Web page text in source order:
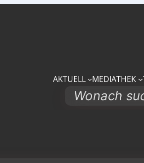
AKTUELL MEDIATHEK
Search